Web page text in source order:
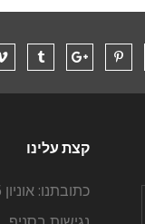
קצת עלינו
כתובתנו: אוניון 5, אשדוד